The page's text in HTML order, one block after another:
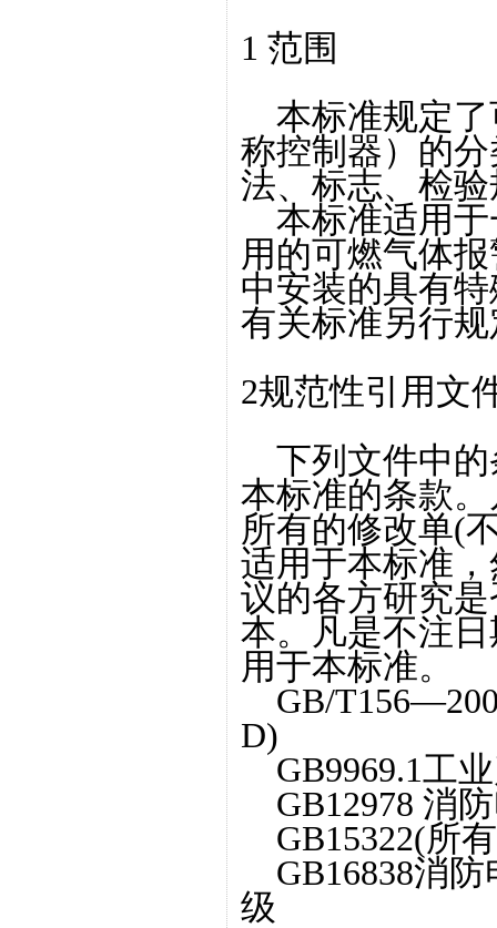
1 范围
本标准规定了
称控制器）的
法、标志、检
本标准适用于
用的可燃气体
中安装的具有
有关标准另行
2规范性引用文
下列文件中的
本标准的条款
所有的修改单(
适用于本标准
议的各方研究
本。凡是不注
用于本标准。
GB/
D)
GB9969.1工
GB12978 消
GB15322(所
GB16838消防
级